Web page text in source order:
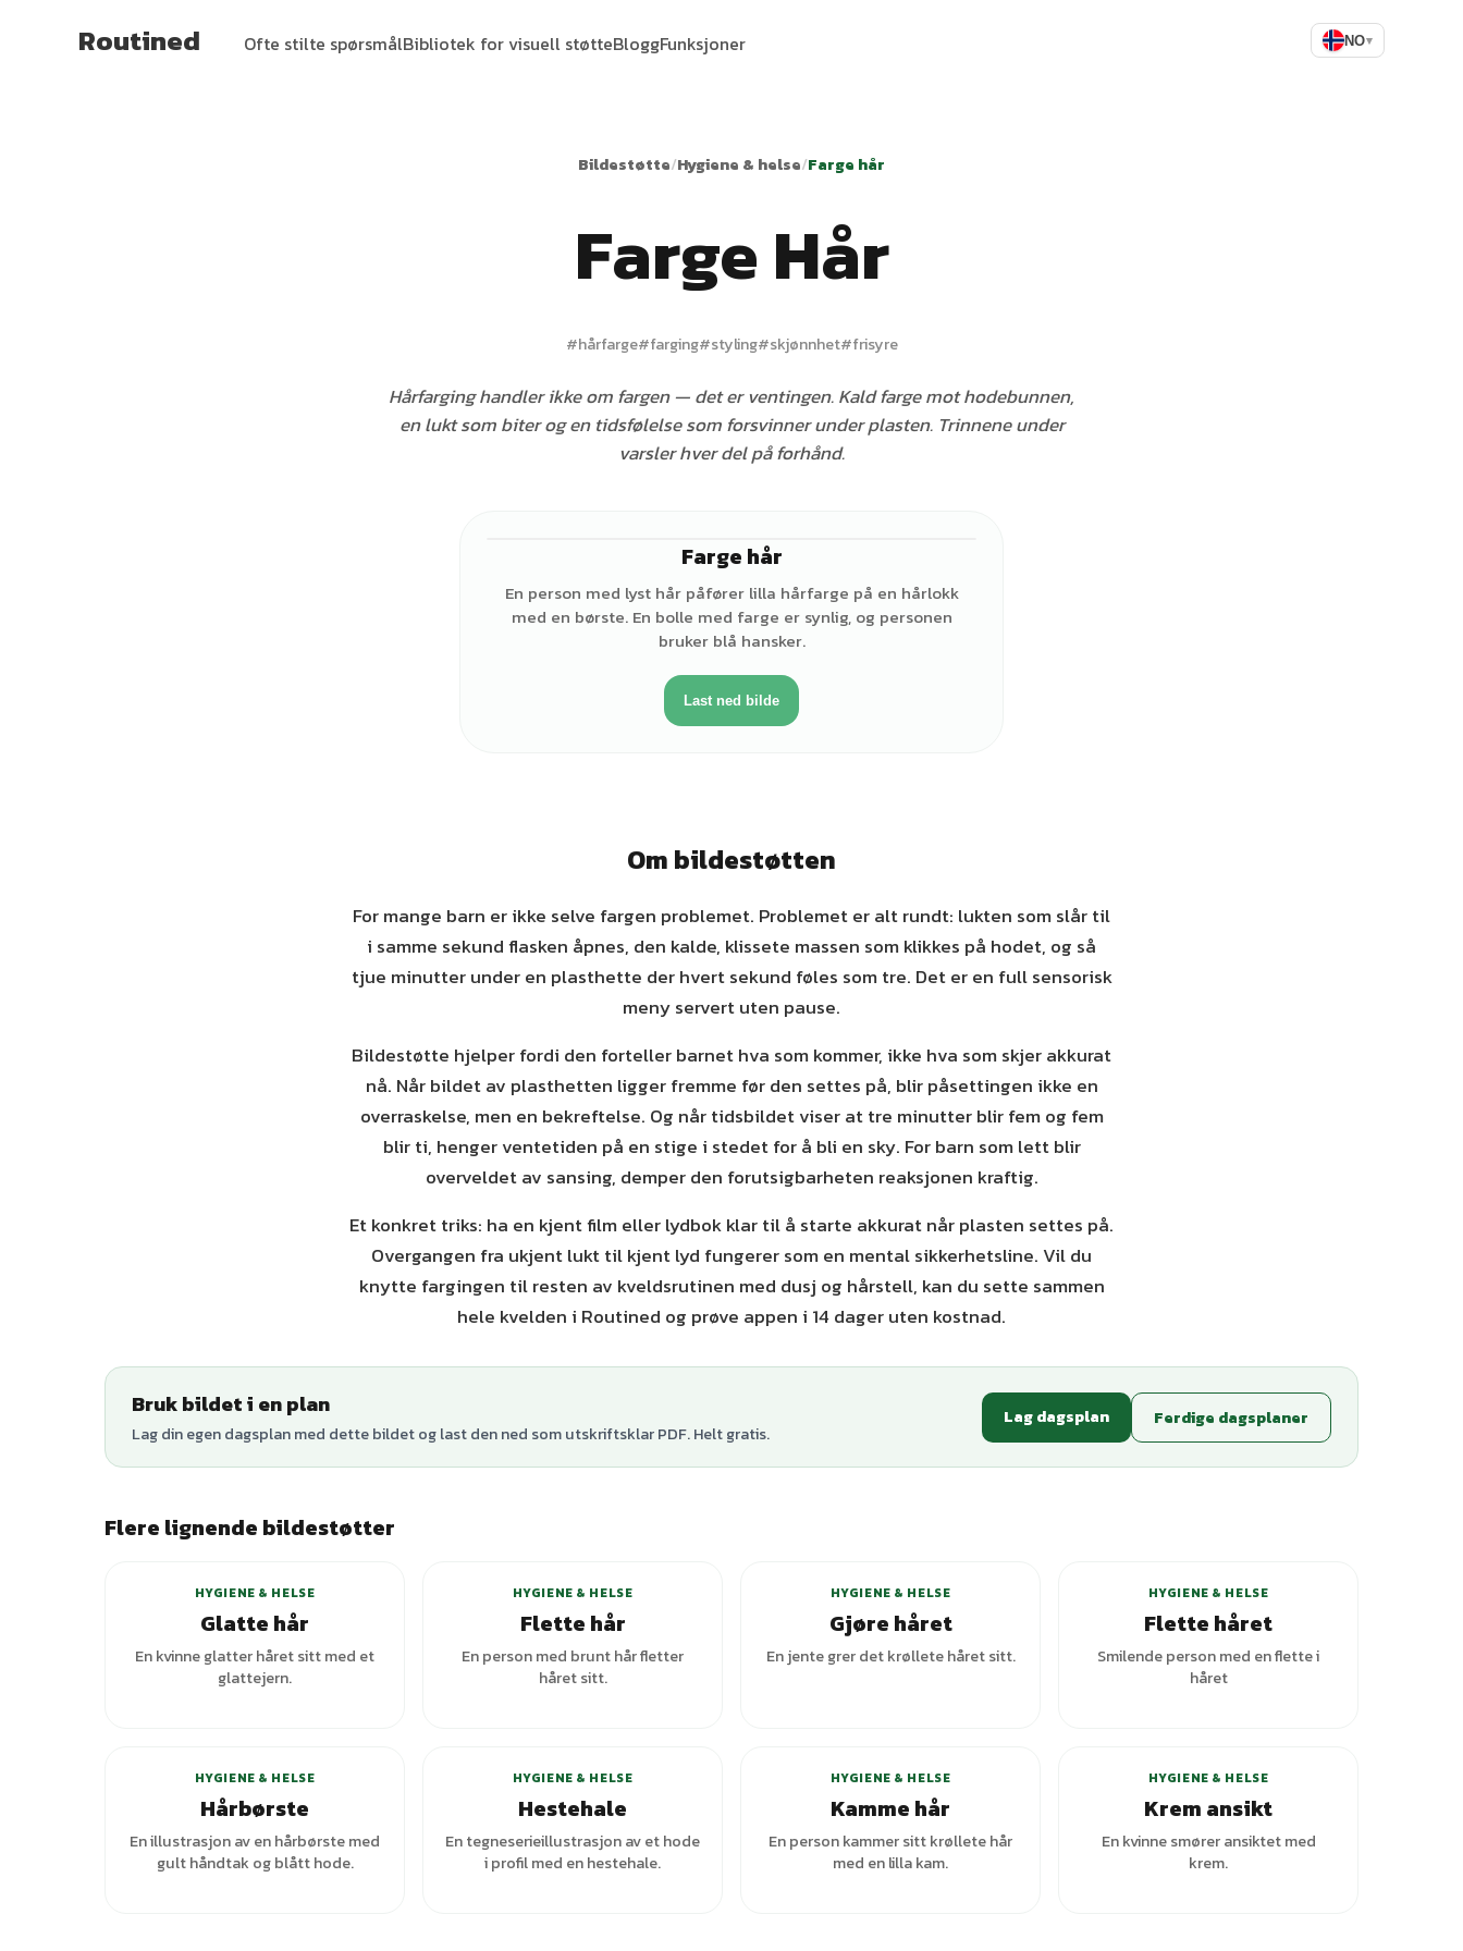
Routined Ofte stilte spørsmålBibliotek for visuell støtteBloggFunksjoner NO▾
Bildestøtte/Hygiene & helse/Farge hår
Farge Hår
#hårfarge#farging#styling#skjønnhet#frisyre
Hårfarging handler ikke om fargen — det er ventingen. Kald farge mot hodebunnen,
en lukt som biter og en tidsfølelse som forsvinner under plasten. Trinnene under
varsler hver del på forhånd.
Farge hår
En person med lyst hår påfører lilla hårfarge på en hårlokk
med en børste. En bolle med farge er synlig, og personen
bruker blå hansker.
Last ned bilde
Om bildestøtten
For mange barn er ikke selve fargen problemet. Problemet er alt rundt: lukten som slår til
i samme sekund flasken åpnes, den kalde, klissete massen som klikkes på hodet, og så
tjue minutter under en plasthette der hvert sekund føles som tre. Det er en full sensorisk
meny servert uten pause.
Bildestøtte hjelper fordi den forteller barnet hva som kommer, ikke hva som skjer akkurat
nå. Når bildet av plasthetten ligger fremme før den settes på, blir påsettingen ikke en
overraskelse, men en bekreftelse. Og når tidsbildet viser at tre minutter blir fem og fem
blir ti, henger ventetiden på en stige i stedet for å bli en sky. For barn som lett blir
overveldet av sansing, demper den forutsigbarheten reaksjonen kraftig.
Et konkret triks: ha en kjent film eller lydbok klar til å starte akkurat når plasten settes på.
Overgangen fra ukjent lukt til kjent lyd fungerer som en mental sikkerhetsline. Vil du
knytte fargingen til resten av kveldsrutinen med dusj og hårstell, kan du sette sammen
hele kvelden i Routined og prøve appen i 14 dager uten kostnad.
Bruk bildet i en plan
Lag din egen dagsplan med dette bildet og last den ned som utskriftsklar PDF. Helt gratis.
Lag dagsplan Ferdige dagsplaner
Flere lignende bildestøtter
HYGIENE & HELSE
Glatte hår
En kvinne glatter håret sitt med et
glattejern.
HYGIENE & HELSE
Flette hår
En person med brunt hår fletter
håret sitt.
HYGIENE & HELSE
Gjøre håret
En jente grer det krøllete håret sitt.
HYGIENE & HELSE
Flette håret
Smilende person med en flette i
håret
HYGIENE & HELSE
Hårbørste
En illustrasjon av en hårbørste med
gult håndtak og blått hode.
HYGIENE & HELSE
Hestehale
En tegneserieillustrasjon av et hode
i profil med en hestehale.
HYGIENE & HELSE
Kamme hår
En person kammer sitt krøllete hår
med en lilla kam.
HYGIENE & HELSE
Krem ansikt
En kvinne smører ansiktet med
krem.